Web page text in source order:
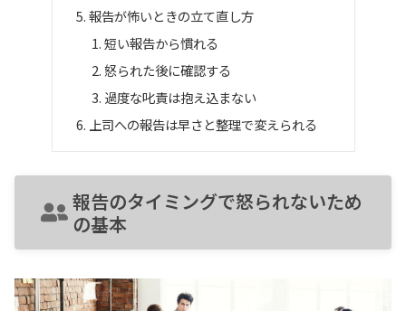
報告が怖いときの立て直し方
短い報告から慣れる
怒られた後に確認する
過度な叱責は抱え込まない
上司への報告は早さと整理で変えられる
報告のタイミングで怒られないため
の基本